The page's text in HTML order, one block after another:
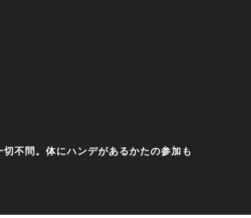
不問。体にハンデがあるかたの参加も